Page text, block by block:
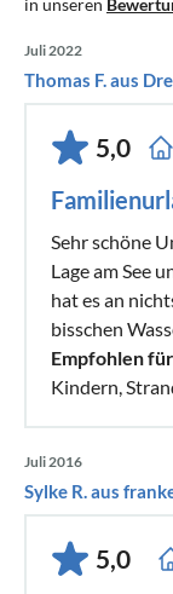
Juli 2022
Thomas F. aus
5,0
Sehr schöne
Lage am See
hat es an
bisschen
Empfohlen für
Kindern,
Juli 2016
Sylke R. aus
5,0